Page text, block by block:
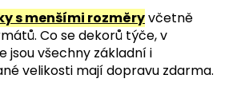
s menšími rozměryvčetně
Co se dekorů týče, v
jsou všechny základní i
velikosti mají dopravu zdarma.